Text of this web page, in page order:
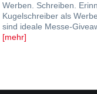
Werben. Schreiben.
Kugelschreiber als
sind ideale Messe-
[mehr]